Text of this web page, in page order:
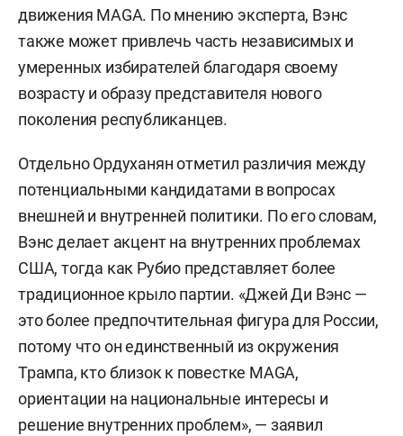
движения MAGA. По мнению эксперта, Вэнс
также может привлечь часть независимых и
умеренных избирателей благодаря своему
возрасту и образу представителя нового
поколения республиканцев.
Отдельно Ордуханян отметил различия между
потенциальными кандидатами в вопросах
внешней и внутренней политики. По его словам,
Вэнс делает акцент на внутренних проблемах
США, тогда как Рубио представляет более
традиционное крыло партии. «Джей Ди Вэнс —
это более предпочтительная фигура для России,
потому что он единственный из окружения
Трампа, кто близок к повестке MAGA,
ориентации на национальные интересы и
решение внутренних проблем», — заявил